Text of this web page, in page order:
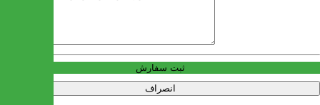
ثبت سفارش
انصراف